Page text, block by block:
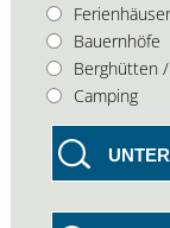
Ferienhäuser
Bauernhöfe
Berghütten
Camping